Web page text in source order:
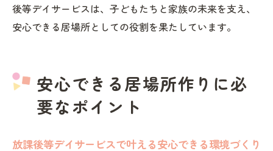
後等デイサービスは、子どもたちと家族の未来を支え、
安心できる居場所としての役割を果たしています。
安心できる居場所作りに必
要なポイント
放課後等デイサービスで叶える安心できる環境づくり